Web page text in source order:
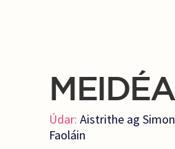
MEIDÉA
Údar: Aistrithe ag
Faoláin